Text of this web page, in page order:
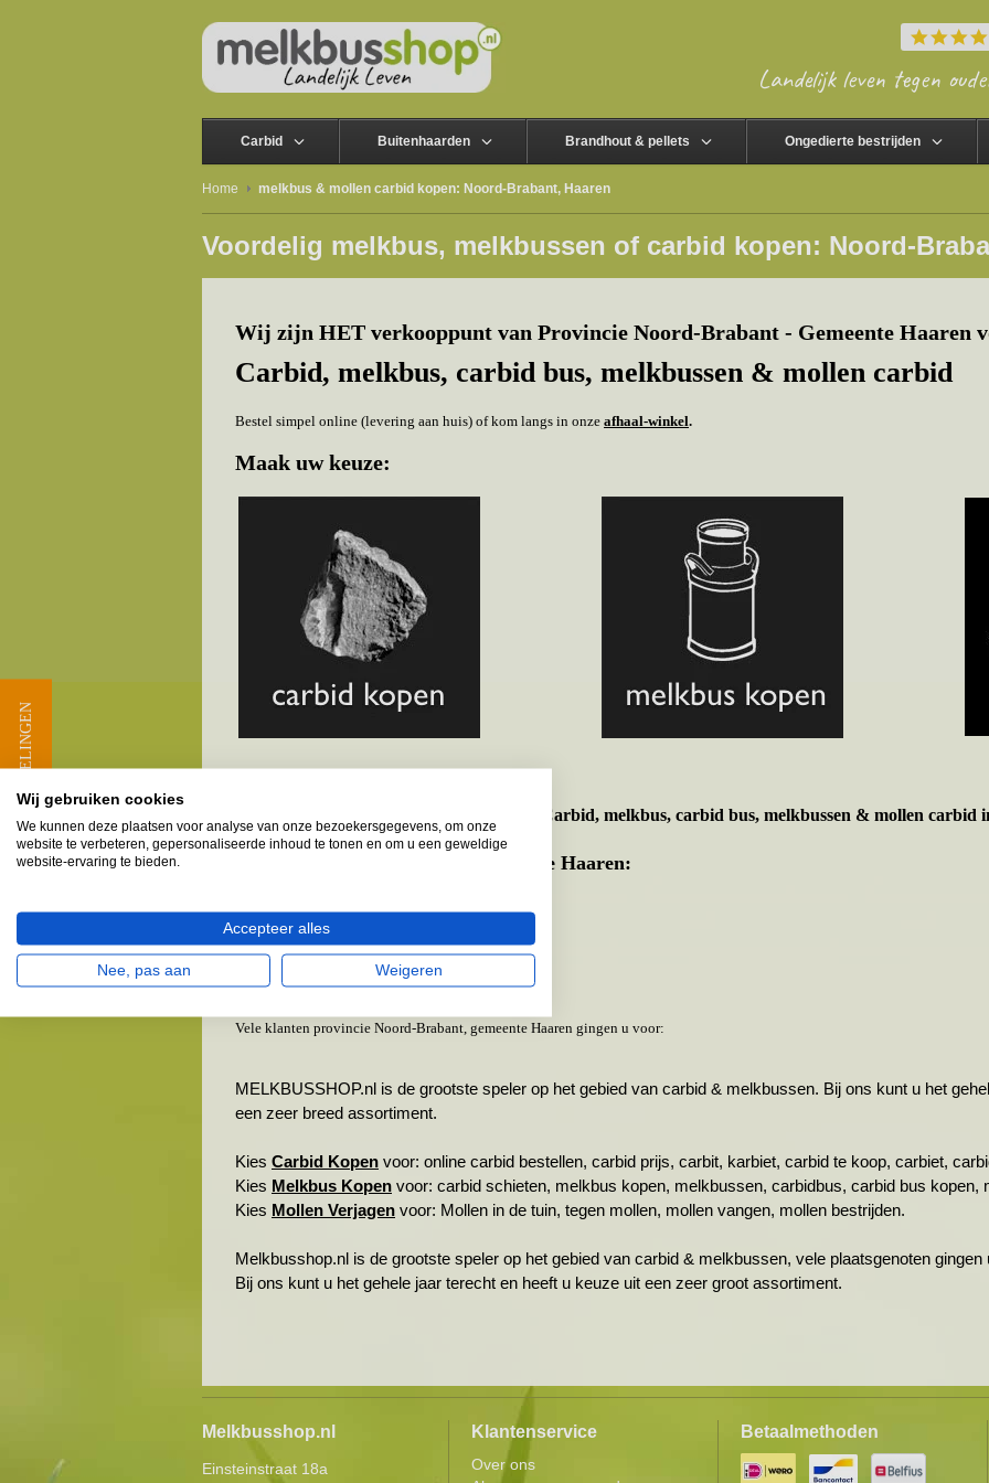
Landelijk leven tegen
Carbid Buitenhaarden Brandhout & pellets Ongedierte bestrijden
Home melkbus & mollen carbid kopen: Noord-Brabant, Haaren
Voordelig melkbus, melkbussen of carbid kopen: Noord-
Wij zijn HET verkooppunt van Provincie Noord-Brabant - Gemeente Haaren
Carbid, melkbus, carbid bus, melkbussen & mollen carbid
Bestel simpel online (levering aan huis) of kom langs in onze afhaal-winkel.
Maak uw keuze:
Carbid, melkbus, carbid bus, melkbussen & mollen carbid
Provincie Noord-Brabant - Gemeente Haaren:
Biezenmortel
Esch
Haaren
Helvoirt & omgeving
Vele klanten provincie Noord-Brabant, gemeente Haaren gingen u voor:
MELKBUSSHOP.nl is de grootste speler op het gebied van carbid & melkbussen. Bij ons kunt u het
een zeer breed assortiment.
Kies Carbid Kopen voor: online carbid bestellen, carbid prijs, carbit, karbiet, carbid te koop, carbiet,
Kies Melkbus Kopen voor: carbid schieten, melkbus kopen, melkbussen, carbidbus, carbid bus kopen,
Kies Mollen Verjagen voor: Mollen in de tuin, tegen mollen, mollen vangen, mollen bestrijden.
Melkbusshop.nl is de grootste speler op het gebied van carbid & melkbussen, vele plaatsgenoten gingen
Bij ons kunt u het gehele jaar terecht en heeft u keuze uit een zeer groot assortiment.
Melkbusshop.nl
Einsteinstraat 18a
Klantenservice
Over ons
Betaalmethoden
★ BEOORDELINGEN
Wij gebruiken cookies
We kunnen deze plaatsen voor analyse van onze bezoekersgegevens, om onze
website te verbeteren, gepersonaliseerde inhoud te tonen en om u een geweldige
website-ervaring te bieden.
Accepteer alles
Nee, pas aan Weigeren